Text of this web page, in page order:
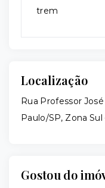
trem
Localização
Rua Professor
Paulo/SP, Zona Sul
Gostou do